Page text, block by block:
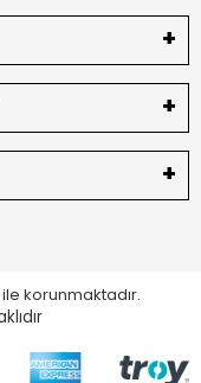
korunmaktadır.